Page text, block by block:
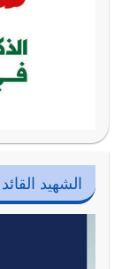
الشهيد القائد